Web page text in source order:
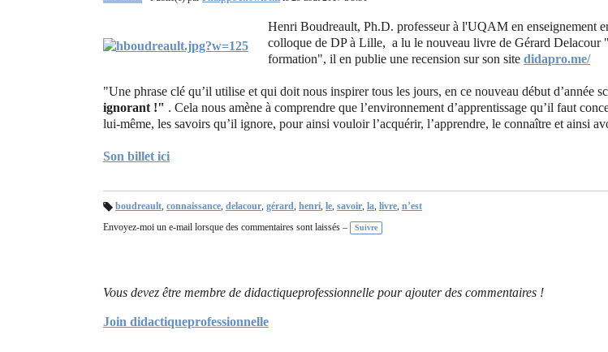
Henri Boudreault, Ph.D. professeur à l'UQAM en enseignement
colloque de DP à Lille, a lu le nouveau livre de Gérard Delacour
formation", il en publie une recension sur son site didapro.me/
"Une phrase clé qu’il utilise et qui doit nous inspirer tous les jours, en ce nouveau début d’année
ignorant !" . Cela nous amène à comprendre que l’environnement d’apprentissage qu’il faut
lui-même, les savoirs qu’il ignore, pour ainsi vouloir l’acquérir, l’apprendre, le connaître et ainsi
Son billet ici
ali
boudreault, connaissance, delacour, gérard, henri, le, savoir, la, livre, n’est
Envoyez-moi un e-mail lorsque des commentaires sont laissés –
Suivre
Vous devez être membre de didactiqueprofessionnelle pour ajouter des commentaires !
Join didactiqueprofessionnelle